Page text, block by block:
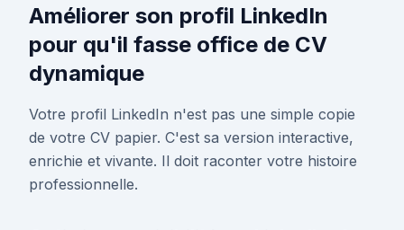
Améliorer son profil LinkedIn
pour qu'il fasse office de CV
dynamique
Votre profil LinkedIn n'est pas une simple copie
de votre CV papier. C'est sa version interactive,
enrichie et vivante. Il doit raconter votre histoire
professionnelle.